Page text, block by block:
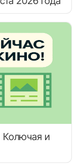
Колючая и